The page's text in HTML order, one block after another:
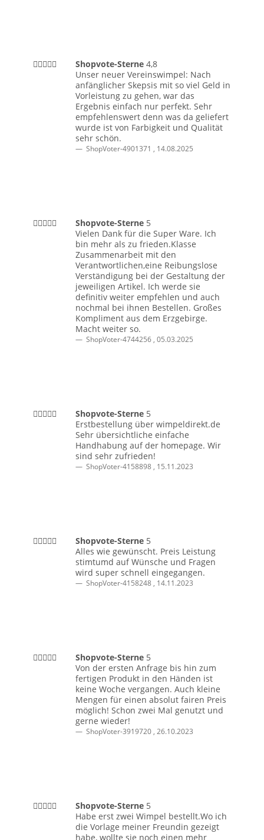
Shopvote-Sterne 4,8
Unser neuer Vereinswimpel: Nach
anfänglicher Skepsis mit so viel Geld in
Vorleistung zu gehen, war das
Ergebnis einfach nur perfekt. Sehr
empfehlenswert denn was da geliefert
wurde ist von Farbigkeit und Qualität
sehr schön.
ShopVoter-4901371 , 14.08.2025
Shopvote-Sterne 5
Vielen Dank für die Super Ware. Ich
bin mehr als zu frieden.Klasse
Zusammenarbeit mit den
Verantwortlichen,eine Reibungslose
Verständigung bei der Gestaltung der
jeweiligen Artikel. Ich werde sie
definitiv weiter empfehlen und auch
nochmal bei ihnen Bestellen. Großes
Kompliment aus dem Erzgebirge.
Macht weiter so.
ShopVoter-4744256 , 05.03.2025
Shopvote-Sterne 5
Erstbestellung über wimpeldirekt.de
Sehr übersichtliche einfache
Handhabung auf der homepage. Wir
sind sehr zufrieden!
ShopVoter-4158898 , 15.11.2023
Shopvote-Sterne 5
Alles wie gewünscht. Preis Leistung
stimtumd auf Wünsche und Fragen
wird super schnell eingegangen.
ShopVoter-4158248 , 14.11.2023
Shopvote-Sterne 5
Von der ersten Anfrage bis hin zum
fertigen Produkt in den Händen ist
keine Woche vergangen. Auch kleine
Mengen für einen absolut fairen Preis
möglich! Schon zwei Mal genutzt und
gerne wieder!
ShopVoter-3919720 , 26.10.2023
Shopvote-Sterne 5
Habe erst zwei Wimpel bestellt.Wo ich
die Vorlage meiner Freundin gezeigt
habe, wollte sie noch einen mehr